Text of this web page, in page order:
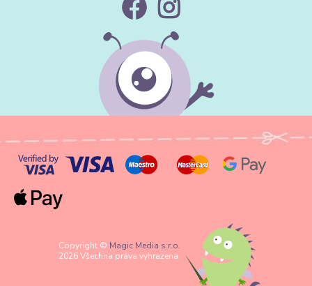
Copyright © Magic Media s.r.o.
2026 Všechna práva vyhrazena